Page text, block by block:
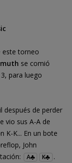
este torneo
se comió
para luego
después de perder
vio sus A-A de
K-K... En un bote
John
A K .